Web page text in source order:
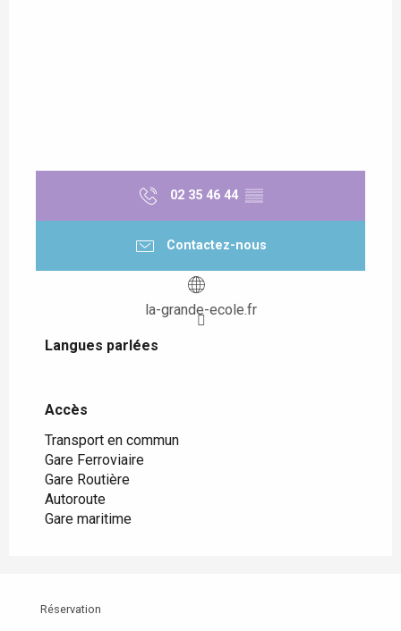
02 35 46 44 ▒▒
Contactez-nous
la-grande-ecole.fr
Langues parlées
Langues parlées
Accès
Accès
Transport en commun
Gare Ferroviaire
Gare Routière
Autoroute
Gare maritime
Réservation